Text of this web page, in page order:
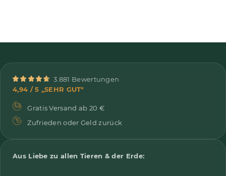
3.881 Bewertungen
4,94 / 5 „SEHR GUT"
Gratis Versand ab 20 €
Zufrieden oder Geld zurück
Aus Liebe zu allen Tieren & der Erde: